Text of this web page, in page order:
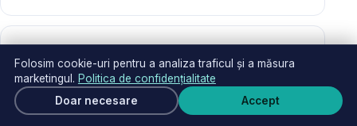
Este dureroasă alungirea membrelor și cum
este recuperarea?
Cere ofertă
Folosim cookie-uri pentru a analiza traficul și a măsura
marketingul. Politica de confidențialitate
Doar necesare
Accept